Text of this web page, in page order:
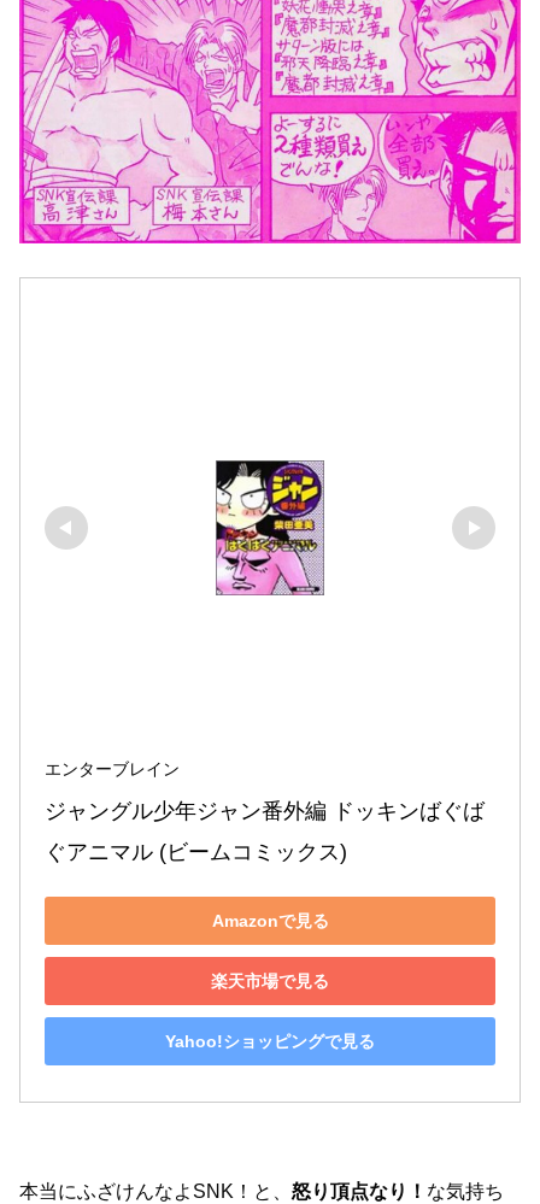
エンターブレイン
ジャングル少年ジャン番外編 ドッキンばぐば
ぐアニマル (ビームコミックス)
Amazonで見る
楽天市場で見る
Yahoo!ショッピングで見る
本当にふざけんなよSNK！と、 怒り頂点なり！ な気持ち